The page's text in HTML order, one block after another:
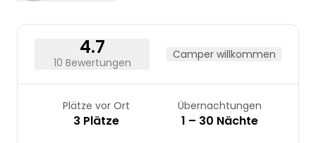
4.7
10 Bewertungen
Camper willkommen
Plätze vor Ort
3 Plätze
Übernachtungen
1 – 30 Nächte